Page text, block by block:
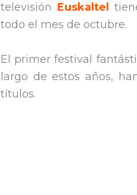
televisión Euskaltel
todo el mes de octubre.
El primer festival
largo de estos años,
títulos.